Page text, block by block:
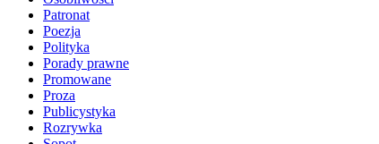
Patronat
Poezja
Polityka
Porady prawne
Promowane
Proza
Publicystyka
Rozrywka